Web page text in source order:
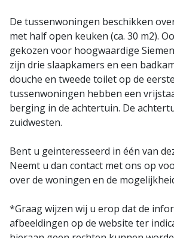
De tussenwoningen beschikken
met half open keuken (ca. 30 m2).
gekozen voor hoogwaardige
zijn drie slaapkamers en een
douche en tweede toilet op de
tussenwoningen hebben een
berging in de achtertuin. De
zuidwesten.
Bent u geinteresseerd in één van
Neemt u dan contact met ons op
over de woningen en de
*Graag wijzen wij u erop dat de
afbeeldingen op de website ter